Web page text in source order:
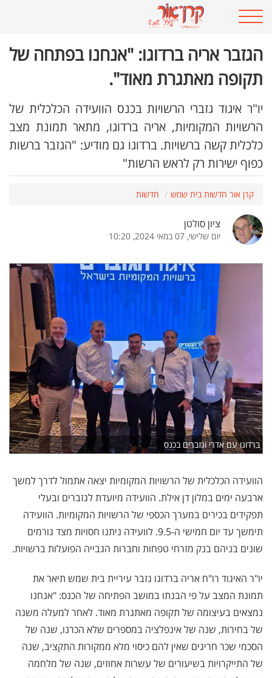
הגזבר אריה ברדוגו: "אנחנו בפתחה של
תקופה מאתגרת מאוד".
יו"ר איגוד גזברי הרשויות בכנס הוועידה הכלכלית של
הרשויות המקומיות, אריה ברדוגו, מתאר תמונת מצב
כלכלית קשה ברשויות. ברדוגו גם מודיע: "הגזבר ברשות
כפוף ישירות רק לראש הרשות"
קרן אור חדשות בית שמש חדשות
ציון סולטן
יום שלישי, 07 במאי 2024, 10:20
ברדוגו עם אדרי וגזברים בכנס
הוועידה הכלכלית של הרשויות המקומיות יצאה אתמול לדרך למשך
ארבעה ימים במלון דן אילת. הוועידה מיועדת לגזברים ובעלי
תפקידים בכירים במערך הכספי של הרשויות המקומיות. הוועידה
תימשך עד יום חמישי ה-9.5. לוועידה ניתנו חסויות מצד גורמים
שונים בניהם בנק מזרחי טפחות וחברות הגבייה הפועלות ברשויות.
יו"ר האיגוד רו"ח אריה ברדוגו גזבר עיריית בית שמש תיאר את
תמונת המצב על פי הבנתו במושב הפתיחה של הכנס: "אנחנו
נמצאים בעיצומה של תקופה מאתגרת מאוד. לאחר למעלה משנה
של בחירות, שנה של אינפלציה במספרים שלא הכרנו, שנה של
הסכמי שכר חריגים שאין להם כיסוי מלא ממקורות התקציב, שנה
של התייקרויות בשיעורים של עשרות אחוזים, שנה של מלחמה